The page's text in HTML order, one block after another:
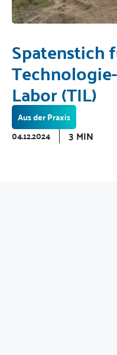
Spatenstich
Labor (TIL)
Aus der Praxis
04.12.2024
3 MIN